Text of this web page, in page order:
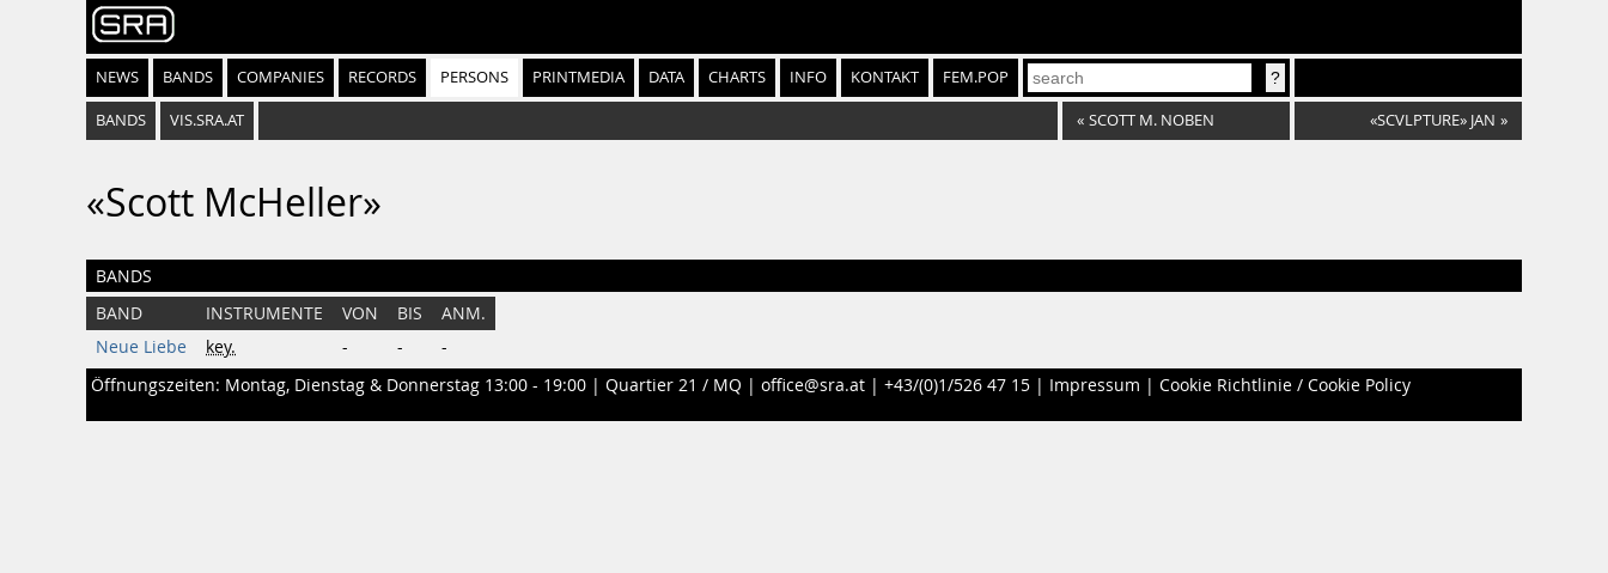
NEWS BANDS COMPANIES RECORDS PERSONS PRINTMEDIA DATA CHARTS INFO KONTAKT FEM.POP
BANDS VIS.SRA.AT « SCOTT M. NOBEN «SCVLPTURE» JAN »
«Scott McHeller»
BANDS
BAND INSTRUMENTE VON BIS
ANM.
Neue Liebe
key. - -
-
Öffnungszeiten: Montag, Dienstag & Donnerstag 13:00 - 19:00 | Quartier 21 / MQ | office@sra.at | +43/(0)1/526 47 15 | Impressum | Cookie Richtlinie / Cookie Policy